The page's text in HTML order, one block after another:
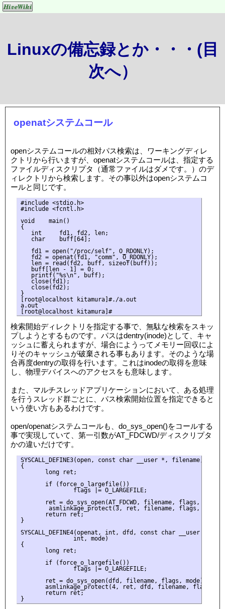
Linuxの備忘録とか・・・(目
次へ）
openatシステムコール
openシステムコールの相対パス検索は、ワーキングディレ
クトリから行いますが、openatシステムコールは、指定する
ファイルディスクリプタ（通常ファイルはダメです。）のデ
ィレクトリから検索します。その事以外はopenシステムコ
ールと同じです。
#include <stdio.h>
#include <fcntl.h>
void    main()
{
   int     fd1, fd2, len;
   char    buff[64];
   fd1 = open("/proc/self", O_RDONLY);
   fd2 = openat(fd1, "comm", O_RDONLY);
   len = read(fd2, buff, sizeof(buff));
   buff[len - 1] = 0;
   printf("%s\n", buff);
   close(fd1);
   close(fd2);
}
[root@localhost kitamura]#./a.out
a.out
[root@localhost kitamura]#
検索開始ディレクトリを指定する事で、無駄な検索をスキッ
プしようとするものです。パスはdentry(inode)として、キャ
ッシュに蓄えられますが、場合にようってメモリー回収によ
りそのキャッシュが破棄される事もあります。そのような場
合再度dentryの取得を行います。これはinodeの取得を意味
し、物理デバイスへのアクセスをも意味します。
また、マルチスレッドアプリケーションにおいて、ある処理
を行うスレッド群ごとに、パス検索開始位置を指定できると
いう使い方もあるわけです。
open/openatシステムコールも、do_sys_open()をコールする
事で実現していて、第一引数がAT_FDCWD/ディスクリプタ
かの違いだけです。
SYSCALL_DEFINE3(open, const char __user *, filename,
{
       long ret;
       if (force_o_largefile())
               flags |= O_LARGEFILE;
       ret = do_sys_open(AT_FDCWD, filename, flags, mode);
        asmlinkage_protect(3, ret, filename, flags, mode);
       return ret;
}
SYSCALL_DEFINE4(openat, int, dfd, const char __user *,
               int, mode)
{
       long ret;
       if (force_o_largefile())
               flags |= O_LARGEFILE;
       ret = do_sys_open(dfd, filename, flags, mode);
asmlinkage_protect(4, ret, dfd, filename, flags,
       return ret;